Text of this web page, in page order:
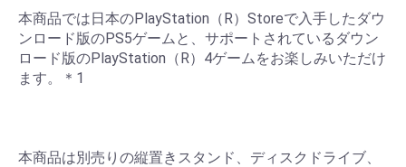
本商品では日本のPlayStation（R）Storeで入手したダウ
ンロード版のPS5ゲームと、サポートされているダウン
ロード版のPlayStation（R）4ゲームをお楽しみいただけ
ます。＊1
本商品は別売りの縦置きスタンド、ディスクドライブ、